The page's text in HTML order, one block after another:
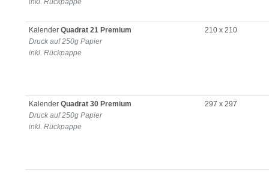
inkl. Rückpappe
KalenderQuadrat 21 Premium
Druck auf 250g Papier
inkl. Rückpappe
210 x 210
KalenderQuadrat 30 Premium
Druck auf 250g Papier
inkl. Rückpappe
297 x 297